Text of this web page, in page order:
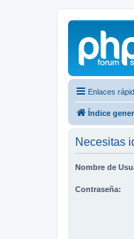
Enlaces
Índice
Necesitas
Nombre de
Contraseña: